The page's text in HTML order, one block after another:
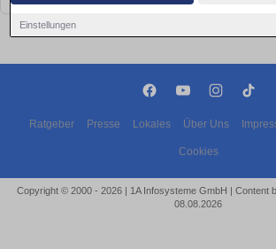
Einstellungen
Ratgeber Presse Lokales Über Uns
Cookies
Copyright © 2000 - 2026 | 1A Infosysteme GmbH | Content
08.08.2026